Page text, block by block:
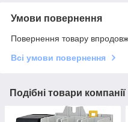
Умови повернення
Повернення товару
Всі умови повернення
Подібні товари компанії